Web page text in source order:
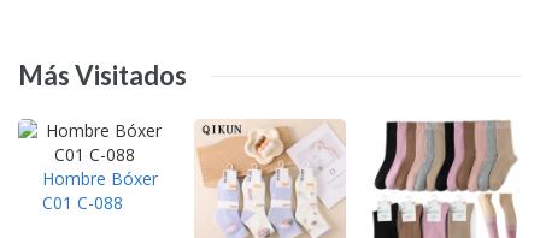
MásVisitados
Hombre Bóxer
C01 C-088